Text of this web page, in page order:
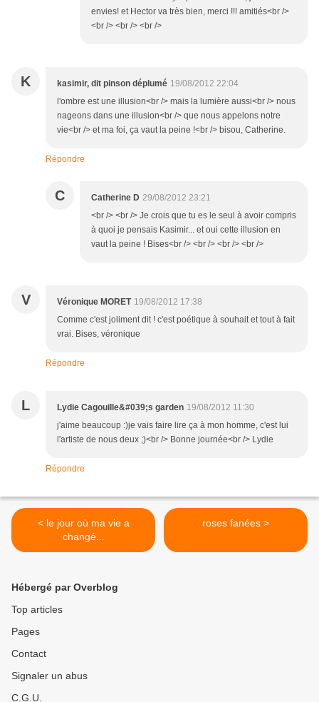
envies! et Hector va très bien, merci !!! amitiés<br />
<br /> <br /> <br />
K kasimir, dit pinson déplumé 19/08/2012 22:04
l'ombre est une illusion<br /> mais la lumière aussi<br /> nous
nageons dans une illusion<br /> que nous appelons notre
vie<br /> et ma foi, ça vaut la peine !<br /> bisou, Catherine.
Répondre
C Catherine D 29/08/2012 23:21
<br /> <br /> Je crois que tu es le seul à avoir compris
à quoi je pensais Kasimir... et oui cette illusion en
vaut la peine ! Bises<br /> <br /> <br /> <br />
V Véronique MORET 19/08/2012 17:38
Comme c'est joliment dit ! c'est poétique à souhait et tout à fait
vrai. Bises, véronique
Répondre
L Lydie Cagouille&#039;s garden 19/08/2012 11:30
j'aime beaucoup :)je vais faire lire ça à mon homme, c'est lui
l'artiste de nous deux ;)<br /> Bonne journée<br /> Lydie
Répondre
< le jour où ma vie a
changé...
roses fanées >
Hébergé par Overblog
Top articles
Pages
Contact
Signaler un abus
C.G.U.